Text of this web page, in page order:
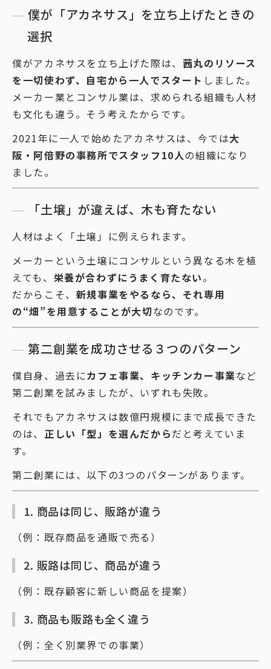
僕が「アカネサス」を立ち上げたときの
選択
僕がアカネサスを立ち上げた際は、 茜丸のリソース
を一切使わず、自宅から一人でスタート しました。
メーカー業とコンサル業は、求められる組織も人材
も文化も違う。そう考えたからです。
2021年に一人で始めたアカネサスは、今では大
阪・阿倍野の事務所でスタッフ10人の組織になり
ました。
「土壌」が違えば、木も育たない
人材はよく「土壌」に例えられます。
メーカーという土壌にコンサルという異なる木を植
えても、 栄養が合わずにうまく育たない。
だからこそ、 新規事業をやるなら、それ専用
の“畑”を用意することが大切なのです。
第二創業を成功させる３つのパターン
僕自身、過去にカフェ事業、キッチンカー事業など
第二創業を試みましたが、いずれも失敗。
それでもアカネサスは数億円規模にまで成長できた
のは、 正しい「型」を選んだからだと考えていま
す。
第二創業には、以下の3つのパターンがあります。
1. 商品は同じ、販路が違う
（例：既存商品を通販で売る）
2. 販路は同じ、商品が違う
（例：既存顧客に新しい商品を提案）
3. 商品も販路も全く違う
（例：全く別業界での事業）